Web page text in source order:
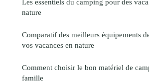
Les essentiels du camping pour des
nature
Comparatif des meilleurs équipements
vos vacances en nature
Comment choisir le bon matériel de
famille